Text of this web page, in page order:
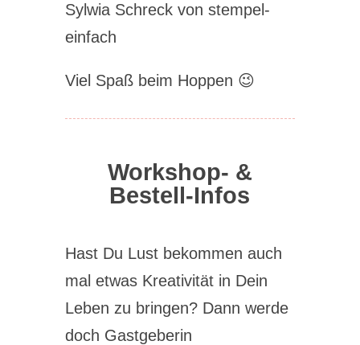
Sylwia Schreck von stempel-
einfach
Viel Spaß beim Hoppen 😉
Workshop- &
Bestell-Infos
Hast Du Lust bekommen auch
mal etwas Kreativität in Dein
Leben zu bringen? Dann werde
doch Gastgeberin